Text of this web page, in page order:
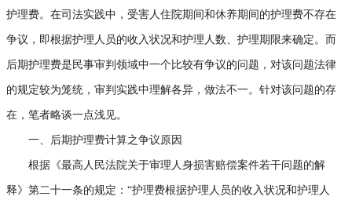
护理费。在司法实践中，受害人住院期间和休养期间的护理费不存在
争议，即根据护理人员的收入状况和护理人数、护理期限来确定。而
后期护理费是民事审判领域中一个比较有争议的问题，对该问题法律
的规定较为笼统，审判实践中理解各异，做法不一。针对该问题的存
在，笔者略谈一点浅见。
一、后期护理费计算之争议原因
根据《最高人民法院关于审理人身损害赔偿案件若干问题的解
释》第二十一条的规定：“护理费根据护理人员的收入状况和护理人